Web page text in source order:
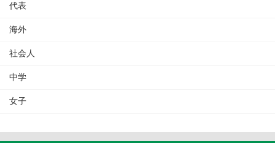
代表
海外
社会人
中学
女子